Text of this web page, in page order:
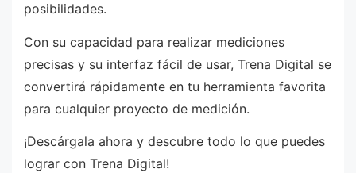
posibilidades.
Con su capacidad para realizar mediciones
precisas y su interfaz fácil de usar, Trena Digital se
convertirá rápidamente en tu herramienta favorita
para cualquier proyecto de medición.
¡Descárgala ahora y descubre todo lo que puedes
lograr con Trena Digital!